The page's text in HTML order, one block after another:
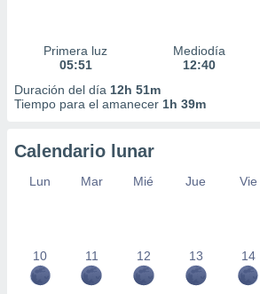
Primera luz
05:51
Mediodía
12:40
Duración del día 12h 51m
Tiempo para el amanecer 1h 39m
Calendario lunar
Lun Mar Mié Jue Vie
10 11 12 13 14